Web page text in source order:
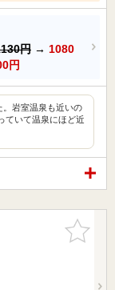
円 → 1080
円
。岩室温泉も近いの
ていて温泉にほど近
お気に入
りに追加